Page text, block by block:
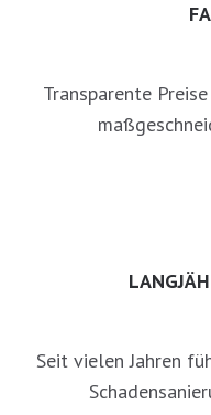
Transparente
Seit vielen Jahren